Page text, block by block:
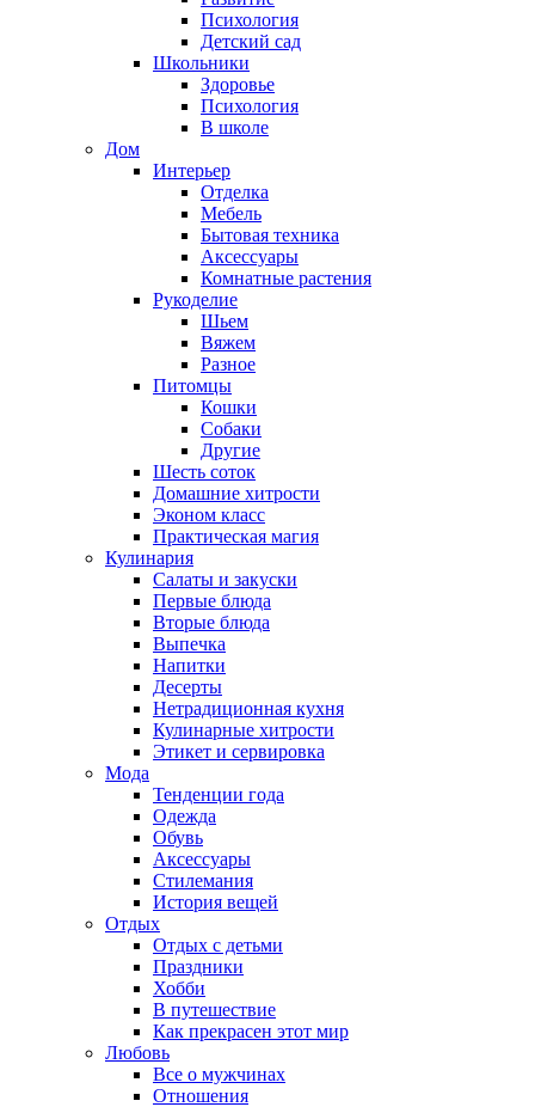
Психология
Детский сад
Школьники
Здоровье
Психология
В школе
Дом
Интерьер
Отделка
Мебель
Бытовая техника
Аксессуары
Комнатные растения
Рукоделие
Шьем
Вяжем
Разное
Питомцы
Кошки
Собаки
Другие
Шесть соток
Домашние хитрости
Эконом класс
Практическая магия
Кулинария
Салаты и закуски
Первые блюда
Вторые блюда
Выпечка
Напитки
Десерты
Нетрадиционная кухня
Кулинарные хитрости
Этикет и сервировка
Мода
Тенденции года
Одежда
Обувь
Аксессуары
Стилемания
История вещей
Отдых
Отдых с детьми
Праздники
Хобби
В путешествие
Как прекрасен этот мир
Любовь
Все о мужчинах
Отношения